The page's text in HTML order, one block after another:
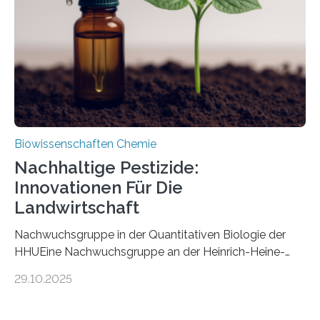
fossile Nachweis einer Stechmückenlarve in Bernstein
stellt gleichzeitig den ersten Fossilfund einer
Mückenlarve aus dem Mesozoikum dar, denn…
Biowissenschaften Chemie
Nachhaltige Pestizide:
Innovationen Für Die
Landwirtschaft
Nachwuchsgruppe in der Quantitativen Biologie der
HHUEine Nachwuchsgruppe an der Heinrich-Heine-
fünf Jahren erforschen, wie Bakterien auf
29.10.2025